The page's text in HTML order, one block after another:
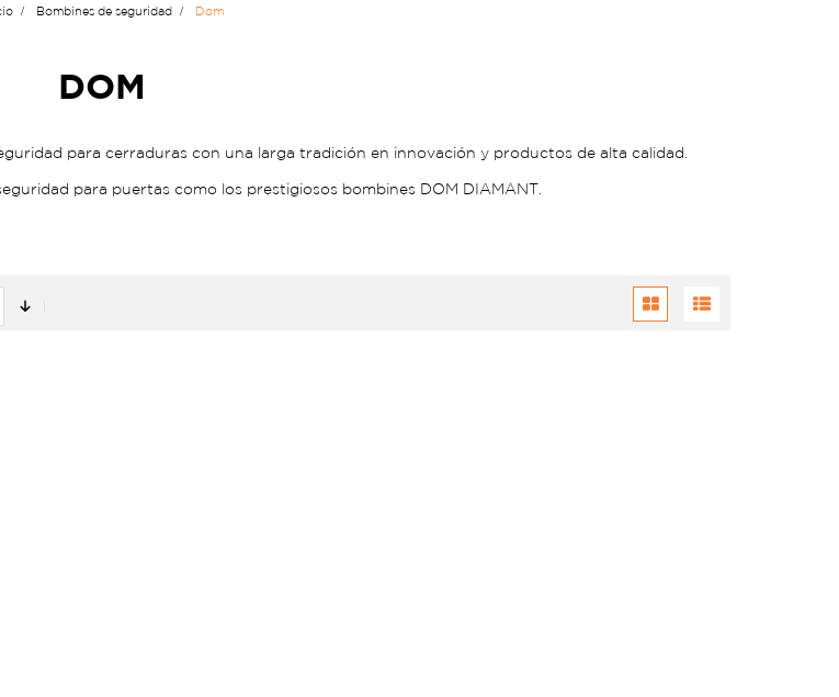
Bombines de seguridad Dom
DOM
para cerraduras con una larga tradición en innovación y productos de alta calidad.
para puertas como los prestigiosos bombines DOM DIAMANT.